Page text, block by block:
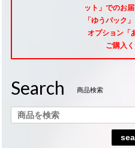
ット」でのお
「ゆうパック
オプション「
ご購入く
Search 商品検索